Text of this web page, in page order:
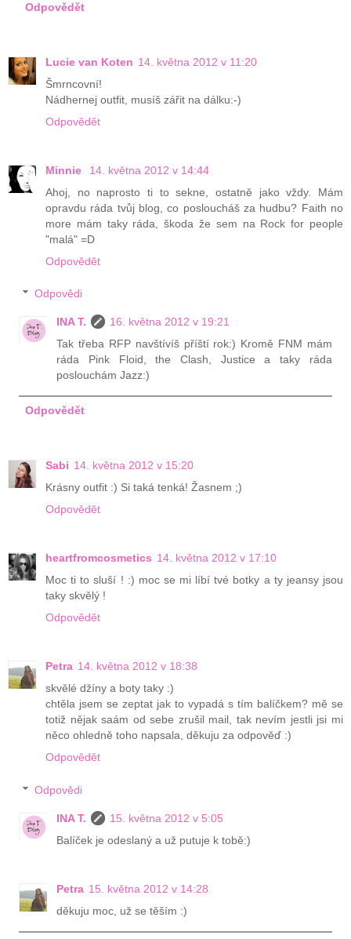
Odpovědět
Lucie van Koten 14. května 2012 v 11:20
Šmrncovní!
Nádhernej outfit, musíš zářit na dálku:-)
Odpovědět
Minnie
14. května 2012 v 14:44
Ahoj, no naprosto ti to sekne, ostatně jako vždy. Mám
opravdu ráda tvůj blog, co posloucháš za hudbu? Faith no
more mám taky ráda, škoda že sem na Rock for people
"malá" =D
Odpovědět
Odpovědi
INA T.
16. května 2012 v 19:21
Tak třeba RFP navštívíš příští rok:) Kromě FNM mám
ráda Pink Floid, the Clash, Justice a taky ráda
poslouchám Jazz:)
Odpovědět
Sabi 14. května 2012 v 15:20
Krásny outfit :) Si taká tenká! Žasnem ;)
Odpovědět
heartfromcosmetics 14. května 2012 v 17:10
Moc ti to sluší ! :) moc se mi líbí tvé botky a ty jeansy jsou
taky skvělý !
Odpovědět
Petra 14. května 2012 v 18:38
skvělé džíny a boty taky :)
chtěla jsem se zeptat jak to vypadá s tím balíčkem? mě se
totiž nějak saám od sebe zrušil mail, tak nevím jestli jsi mi
něco ohledně toho napsala, děkuju za odpověď :)
Odpovědět
Odpovědi
INA T.
15. května 2012 v 5:05
Balíček je odeslaný a už putuje k tobě:)
Petra 15. května 2012 v 14:28
děkuju moc, už se těším :)